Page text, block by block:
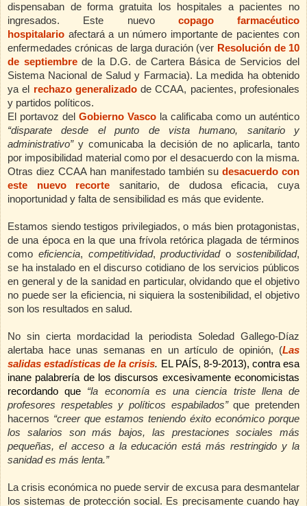
dispensaban de forma gratuita los hospitales a pacientes no
ingresados. Este nuevo copago farmacéutico
hospitalario afectará a un número importante de pacientes con
enfermedades crónicas de larga duración (ver Resolución de 10
de septiembrede la D.G. de Cartera Básica de Servicios del
Sistema Nacional de Salud y Farmacia). La medida ha obtenido
ya el rechazo generalizadode CCAA, pacientes, profesionales
y partidos políticos.
El portavoz del Gobierno Vasco la calificaba como un auténtico
“disparate desde elpunto de vista humano, sanitario y
administrativo”y comunicaba la decisión de no aplicarla, tanto
por imposibilidad material como por el desacuerdo con la misma.
Otras diez CCAA han manifestado también su desacuerdo con
este nuevo recorte sanitario, de dudosa eficacia, cuya
inoportunidad y falta de sensibilidad es más que evidente.
Estamos siendo testigos privilegiados, o más bien protagonistas,
de una época en la que una frívola retórica plagada de términos
como eficiencia, competitividad,productividadosostenibilidad,
se ha instalado en el discurso cotidiano de los servicios públicos
en general y de la sanidad en particular, olvidando que el objetivo
no puede ser la eficiencia, ni siquiera la sostenibilidad, el objetivo
son los resultados en salud.
No sin cierta mordacidad
la periodista Soledad Gallego-Díaz
alertaba hace unas semanas en un artículo de opinión, (Las
salidas estadísticas de la crisis. ELPAÍS, 8-9-2013), contra esa
inane palabrería de los discursos excesivamente economicistas
recordando que “la economía es una ciencia triste llena de
profesores respetables y políticos espabilados”que pretenden
hacernos “creer que estamos teniendo éxito económico porque
los salarios son más bajos, las prestaciones sociales más
pequeñas, el acceso a la educación está más restringido y la
sanidad es más lenta.”
La crisis económica no puede servir de excusa para desmantelar
los sistemas de protección social. Es precisamente cuando hay